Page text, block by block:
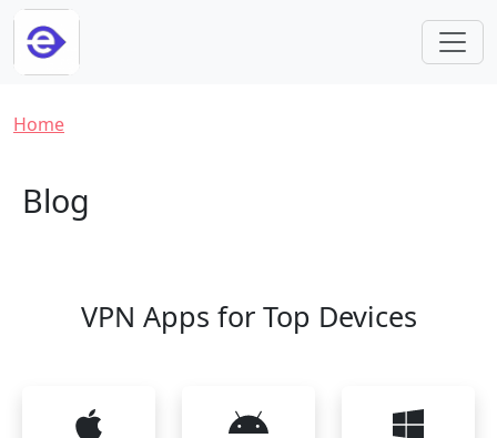
Skip to main content
Breadcrumb
Home
Blog
VPN Apps for Top Devices